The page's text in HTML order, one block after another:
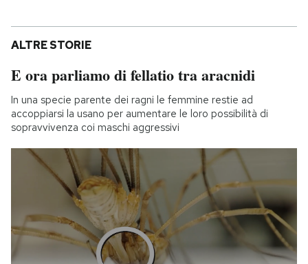
ALTRE STORIE
E ora parliamo di fellatio tra aracnidi
In una specie parente dei ragni le femmine restie ad
accoppiarsi la usano per aumentare le loro possibilità di
sopravvivenza coi maschi aggressivi